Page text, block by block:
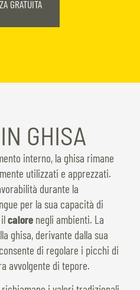
GHISA
interno, la ghisa rimane
utilizzati e apprezzati.
durante la
per la sua capacità di
calore negli ambienti. La
ghisa, derivante dalla sua
di regolare i picchi di
avvolgente di tepore.